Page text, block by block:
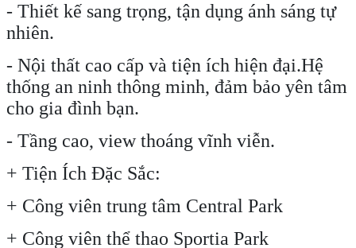
- Thiết kế sang trọng, tận dụng ánh sáng tự
nhiên.
- Nội thất cao cấp và tiện ích hiện đại.Hệ
thống an ninh thông minh, đảm bảo yên tâm
cho gia đình bạn.
- Tầng cao, view thoáng vĩnh viễn.
+ Tiện Ích Đặc Sắc:
+ Công viên trung tâm Central Park
+ Công viên thể thao Sportia Park